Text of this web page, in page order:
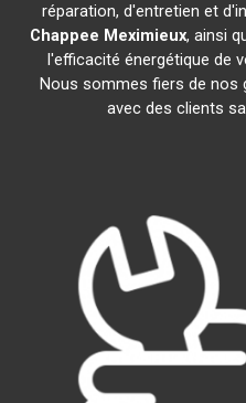
réparation, d'entretien et
Chappee Meximieux, ainsi
l'efficacité énergétique de
Nous sommes fiers de nos
avec des clients